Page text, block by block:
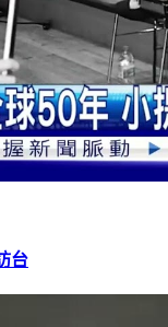
台